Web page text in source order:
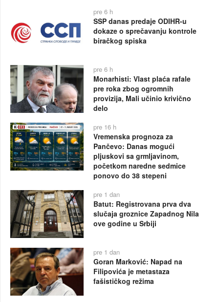
pre 6 h
SSP danas predaje ODIHR-u
dokaze o sprečavanju kontrole
biračkog spiska
pre 6 h
Monarhisti: Vlast plaća rafale
pre roka zbog ogromnih
provizija, Mali učinio krivično
delo
pre 16 h
Vremenska prognoza za
Pančevo: Danas mogući
pljuskovi sa grmljavinom,
početkom naredne sedmice
ponovo do 38 stepeni
pre 1 dan
Batut: Registrovana prva dva
slučaja groznice Zapadnog Nila
ove godine u Srbiji
pre 1 dan
Goran Marković: Napad na
Filipovića je metastaza
fašističkog režima